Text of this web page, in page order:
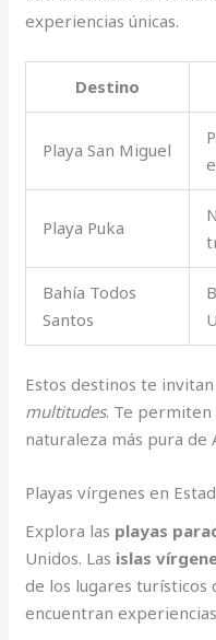
experiencias únicas.
Destino
Playa San Miguel
Playa Puka
Bahía Todos
Santos
Estos destinos te
multitudes. Te
naturaleza más pura de
Playas vírgenes en
Explora las playas
Unidos. Las islas
de los lugares turísticos
encuentran